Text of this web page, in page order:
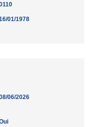
01/1978
06/2026